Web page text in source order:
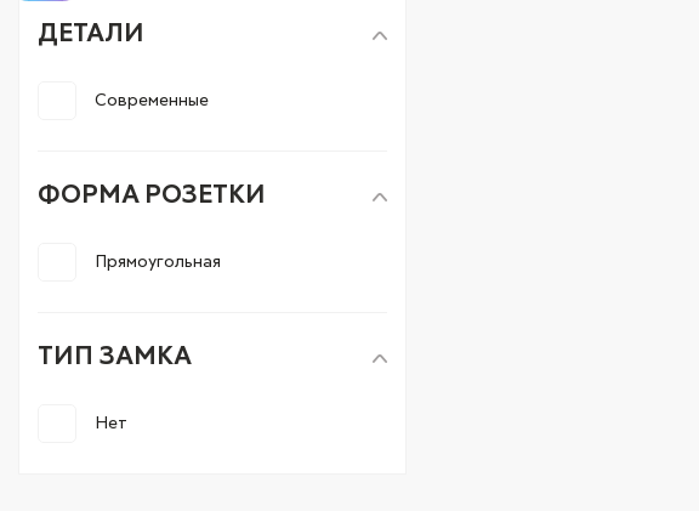
ДЕТАЛИ
Современные
ФОРМА РОЗЕТКИ
Прямоугольная
ТИП ЗАМКА
Нет